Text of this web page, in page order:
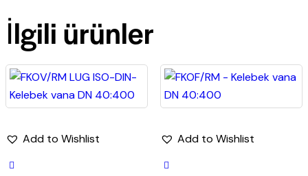
İlgili ürünler
Add to Wishlist Add to Wishlist